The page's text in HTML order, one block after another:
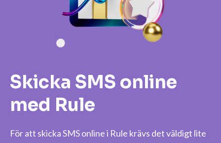
Skicka SMS online
med Rule
För att skicka SMS online i Rule krävs det väldigt lite